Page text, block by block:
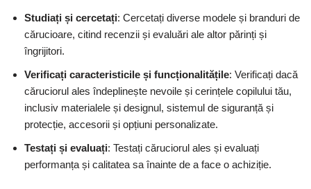
Studiați și cercetați: Cercetați diverse modele și branduri de
cărucioare, citind recenzii și evaluări ale altor părinți și
îngrijitori.
Verificați caracteristicile și funcționalitățile: Verificați dacă
căruciorul ales îndeplinește nevoile și cerințele copilului tău,
inclusiv materialele și designul, sistemul de siguranță și
protecție, accesorii și opțiuni personalizate.
Testați și evaluați: Testați căruciorul ales și evaluați
performanța și calitatea sa înainte de a face o achiziție.